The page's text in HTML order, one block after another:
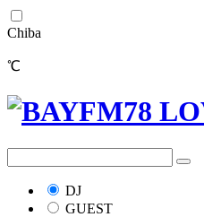
Chiba
℃
DJ
GUEST